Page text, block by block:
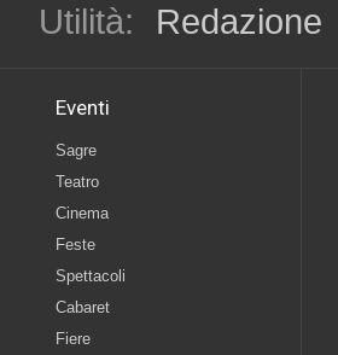
Utilità:
Redazione
Eventi
Sagre
Teatro
Cinema
Feste
Spettacoli
Cabaret
Fiere